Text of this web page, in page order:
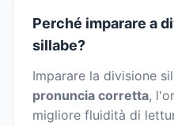
Perché imparare a
sillabe?
Imparare la divisione
pronuncia corretta,
migliore fluidità di